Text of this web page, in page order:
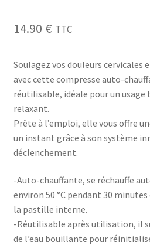
14.90 € TTC
Soulagez vos douleurs cervicales
avec cette compresse auto-
réutilisable, idéale pour un usage
relaxant.
Prête à l’emploi, elle vous offre
un instant grâce à son système
déclenchement.
-Auto-chauffante, se réchauffe
environ 50 °C pendant 30
la pastille interne.
-Réutilisable après utilisation, il
de l’eau bouillante pour